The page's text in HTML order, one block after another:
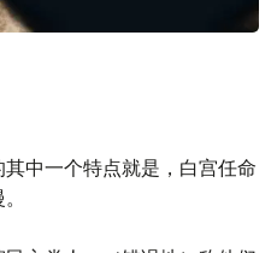
中一个特点就是，白宫任命